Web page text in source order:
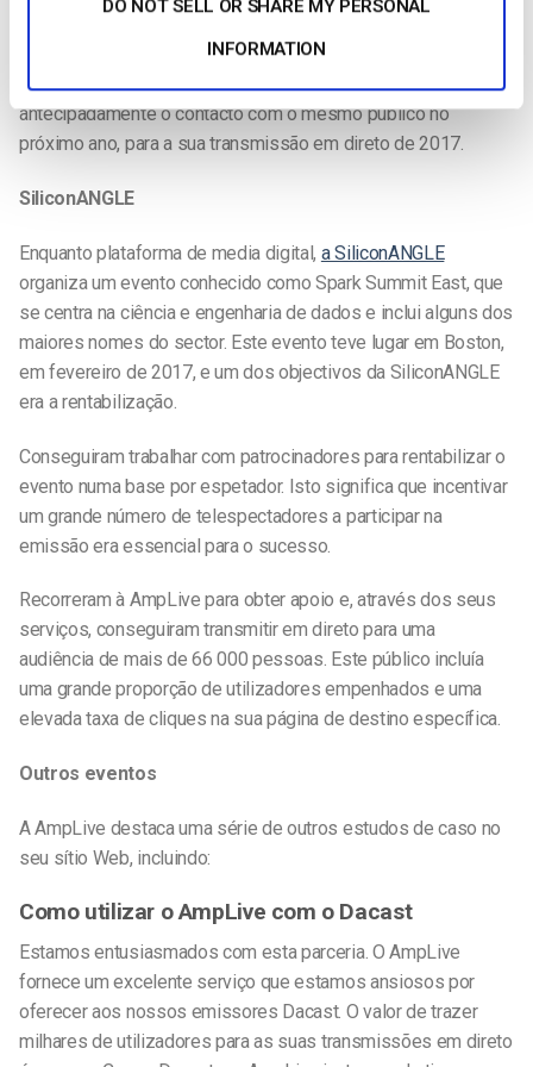
DO NOT SELL OR SHARE MY PERSONAL
INFORMATION
audiências também constituem uma vantagem. Estes dados
permitem que o Climate Reality Project planeie
antecipadamente o contacto com o mesmo público no
próximo ano, para a sua transmissão em direto de 2017.
SiliconANGLE
Enquanto plataforma de media digital, a SiliconANGLE
organiza um evento conhecido como Spark Summit East, que
se centra na ciência e engenharia de dados e inclui alguns dos
maiores nomes do sector. Este evento teve lugar em Boston,
em fevereiro de 2017, e um dos objectivos da SiliconANGLE
era a rentabilização.
Conseguiram trabalhar com patrocinadores para rentabilizar o
evento numa base por espetador. Isto significa que incentivar
um grande número de telespectadores a participar na
emissão era essencial para o sucesso.
Recorreram à AmpLive para obter apoio e, através dos seus
serviços, conseguiram transmitir em direto para uma
audiência de mais de 66 000 pessoas. Este público incluía
uma grande proporção de utilizadores empenhados e uma
elevada taxa de cliques na sua página de destino específica.
Outros eventos
A AmpLive destaca uma série de outros estudos de caso no
seu sítio Web, incluindo:
Como utilizar o AmpLive com o Dacast
Estamos entusiasmados com esta parceria. O AmpLive
fornece um excelente serviço que estamos ansiosos por
oferecer aos nossos emissores Dacast. O valor de trazer
milhares de utilizadores para as suas transmissões em direto